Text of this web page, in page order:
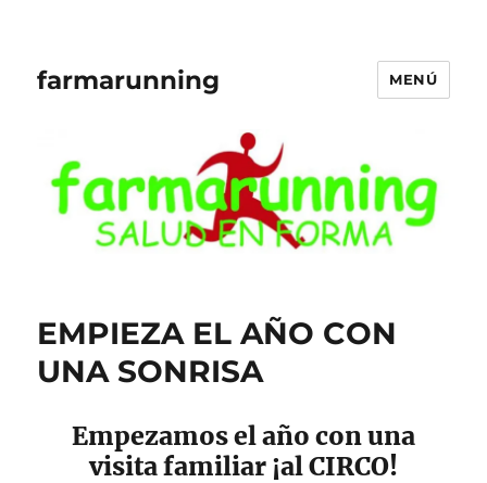
farmarunning MENÚ
EMPIEZA EL AÑO CON
UNA SONRISA
Empezamos el año con una
visita familiar ¡al CIRCO!